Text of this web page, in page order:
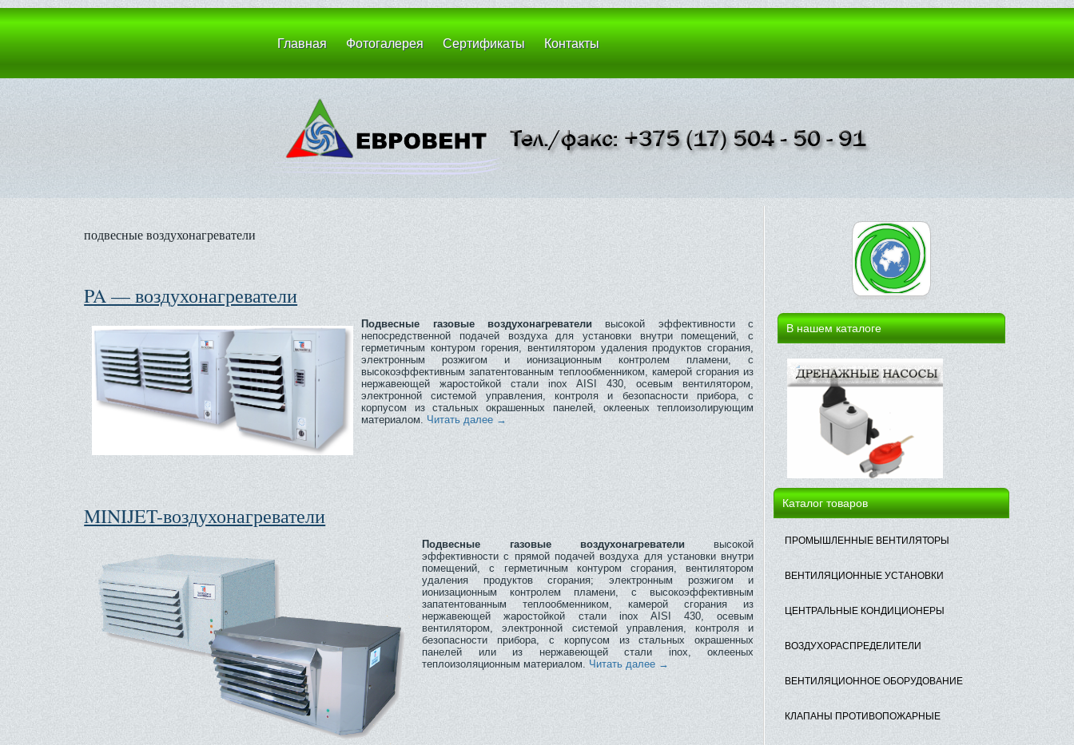
Главная Фотогалерея Сертификаты Контакты
подвесные воздухонагреватели
PA — воздухонагреватели
Подвесные газовые воздухонагреватели высокой эффективности с
непосредственной подачей воздуха для установки внутри помещений, с
герметичным контуром горения, вентилятором удаления продуктов сгорания,
электронным розжигом и ионизационным контролем пламени, с
высокоэффективным запатентованным теплообменником, камерой сгорания из
нержавеющей жаростойкой стали inox AISI 430, осевым вентилятором,
электронной системой управления, контроля и безопасности прибора, с
корпусом из стальных окрашенных панелей, оклееных теплоизолирующим
материалом. Читать далее →
MINIJET-воздухонагреватели
Подвесные газовые воздухонагревателивысокой
эффективности с прямой подачей воздуха для установки внутри
помещений, с герметичным контуром сгорания, вентилятором
удаления продуктов сгорания; электронным розжигом и
ионизационным контролем пламени, с высокоэффективным
запатентованным теплообменником, камерой сгорания из
нержавеющей жаростойкой стали inox AISI 430, осевым
вентилятором, электронной системой управления, контроля и
безопасности прибора, с корпусом из стальных окрашенных
панелей или из нержавеющей стали inox, оклееных
теплоизоляционным материалом. Читать далее →
В нашем каталоге
Каталог товаров
ПРОМЫШЛЕННЫЕ ВЕНТИЛЯТОРЫ
ВЕНТИЛЯЦИОННЫЕ УСТАНОВКИ
ЦЕНТРАЛЬНЫЕ КОНДИЦИОНЕРЫ
ВОЗДУХОРАСПРЕДЕЛИТЕЛИ
ВЕНТИЛЯЦИОННОЕ ОБОРУДОВАНИЕ
КЛАПАНЫ ПРОТИВОПОЖАРНЫЕ